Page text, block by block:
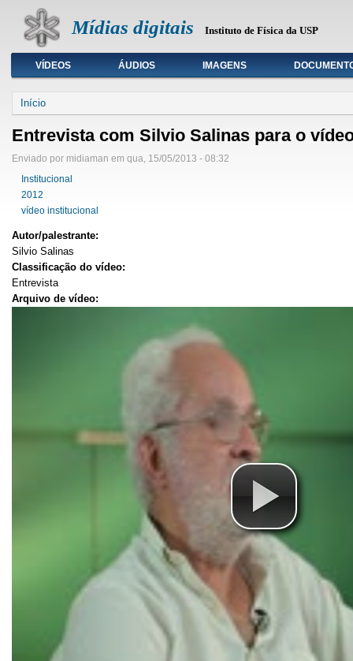
Mídias digitais Instituto de Física da USP
Seleção de tipo de mídia
VÍDEOS ÁUDIOS IMAGENS
Início
Entrevista com Silvio Salinas para o
Enviado por midiaman em qua, 15/05/2013 - 08:32
Institucional
2012
vídeo institucional
Autor/palestrante:
Silvio Salinas
Classificação do vídeo:
Entrevista
Arquivo de vídeo: